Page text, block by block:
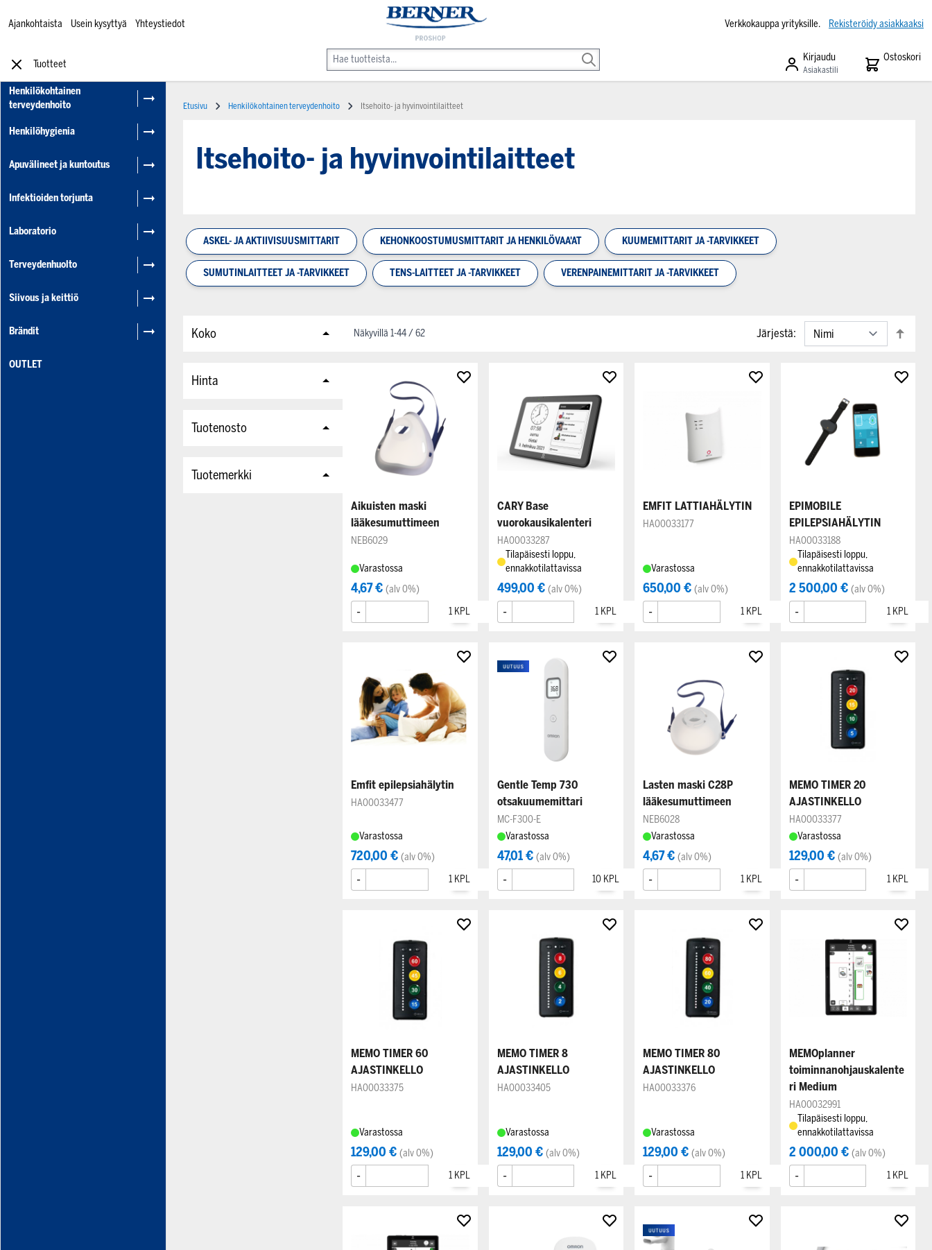
Ajankohtaista Usein kysyttyä Yhteystiedot Verkkokauppa yrityksille. Rekisteröidy asiakkaaksi
Tuotteet
Kirjaudu
Asiakastili
Ostoskori
Henkilökohtainen
terveydenhoito
Henkilöhygienia
Apuvälineet ja kuntoutus
Infektioiden torjunta
Laboratorio
Terveydenhuolto
Siivous ja keittiö
Brändit
OUTLET
Etusivu Henkilökohtainen terveydenhoito Itsehoito- ja hyvinvointilaitteet
Itsehoito- ja hyvinvointilaitteet
ASKEL- JA AKTIIVISUUSMITTARIT KEHONKOOSTUMUSMITTARIT JA HENKILÖVAA'AT KUUMEMITTARIT JA -TARVIKKEET
SUMUTINLAITTEET JA -TARVIKKEET TENS-LAITTEET JA -TARVIKKEET VERENPAINEMITTARIT JA -TARVIKKEET
Koko
Hinta
Tuotenosto
Tuotemerkki
Näkyvillä 1-44/62 Järjestä:
Aikuisten maski
lääkesumuttimeen
NEB6029
Varastossa
4,67 € (alv 0%)
-
CARY Base
vuorokausikalenteri
HA00033287
Tilapäisesti loppu,
ennakkotilattavissa
499,00 € (alv 0%)
-
EMFIT LATTIAHÄLYTIN
HA00033177
Varastossa
650,00 € (alv 0%)
-
EPIMOBILE
EPILEPSIAHÄLYTIN
HA00033188
Tilapäisesti loppu,
ennakkotilattavissa
2 500,00 € (alv 0%)
-
Emfit epilepsiahälytin
HA00033477
Varastossa
720,00 € (alv 0%)
-
Gentle Temp 730
otsakuumemittari
MC-F300-E
Varastossa
47,01 € (alv 0%)
-
Lasten maski C28P
lääkesumuttimeen
NEB6028
Varastossa
4,67 € (alv 0%)
-
MEMO TIMER 20
AJASTINKELLO
HA00033377
Varastossa
129,00 € (alv 0%)
-
MEMO TIMER 60
AJASTINKELLO
HA00033375
Varastossa
129,00 € (alv 0%)
-
MEMO TIMER 8
AJASTINKELLO
HA00033405
Varastossa
129,00 € (alv 0%)
-
MEMO TIMER 80
AJASTINKELLO
HA00033376
Varastossa
129,00 € (alv 0%)
-
MEMOplanner
toiminnanohjauskalente
ri Medium
HA00032991
Tilapäisesti loppu,
ennakkotilattavissa
2 000,00 € (alv 0%)
-